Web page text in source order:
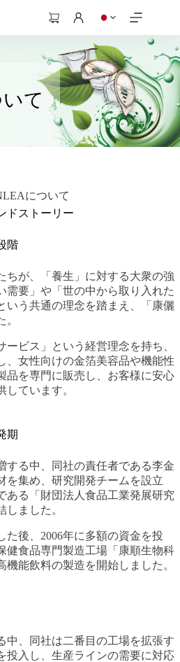
シ
ョ
ッ
ピ
ン
グ
カ
ー
ト
て
について
ドストーリー
階
ちが、「養生」に対する大衆の強
需要」や「世の中から取り入れた
いう共通の理念を踏まえ、「康儷
ビス」という経営理念を持ち、
、女性向けの金箔美容品や機能性
品を専門に販売し、お客様に安心
ています。
期
する中、同社の責任者である李金
を集め、研究開発チームを設立
ある「財団法人食品工業発展研究
しました。
た後、2006年に多額の資金を投
健食品専門製造工場「康順生物科
能飲料の製造を開始しました。
中、同社は二番目の工場を拡張す
投入し、生産ラインの需要に対応